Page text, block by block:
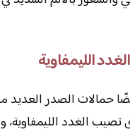
حمالات الصدر العديد
تصيب الغدد الليمفاوية،